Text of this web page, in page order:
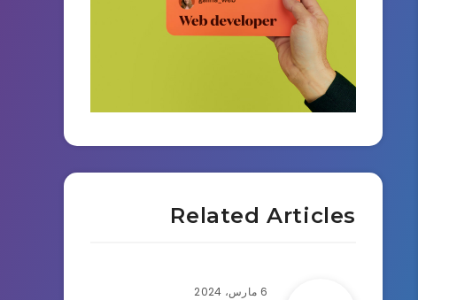
Related Articles
6 مارس، 2024